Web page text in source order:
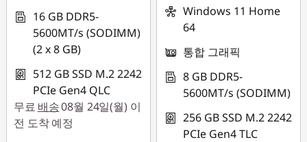
16 GB DDR5-
5600MT/s (SODIMM)
(2 x 8 GB)
512 GB SSD M.2 2242
PCIe Gen4 QLC
무료 배송08월 24일(월) 이
전 도착 예정
Windows 11 Home
64
통합 그래픽
8 GB DDR5-
5600MT/s (SODIMM)
256 GB SSD M.2 2242
PCIe Gen4 TLC